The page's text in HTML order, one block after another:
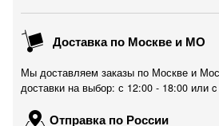
Доставка по Москве и МО
Мы доставляем заказы по Москве и
доставки на выбор: с 12:00 - 18:00 или
Отправка по России